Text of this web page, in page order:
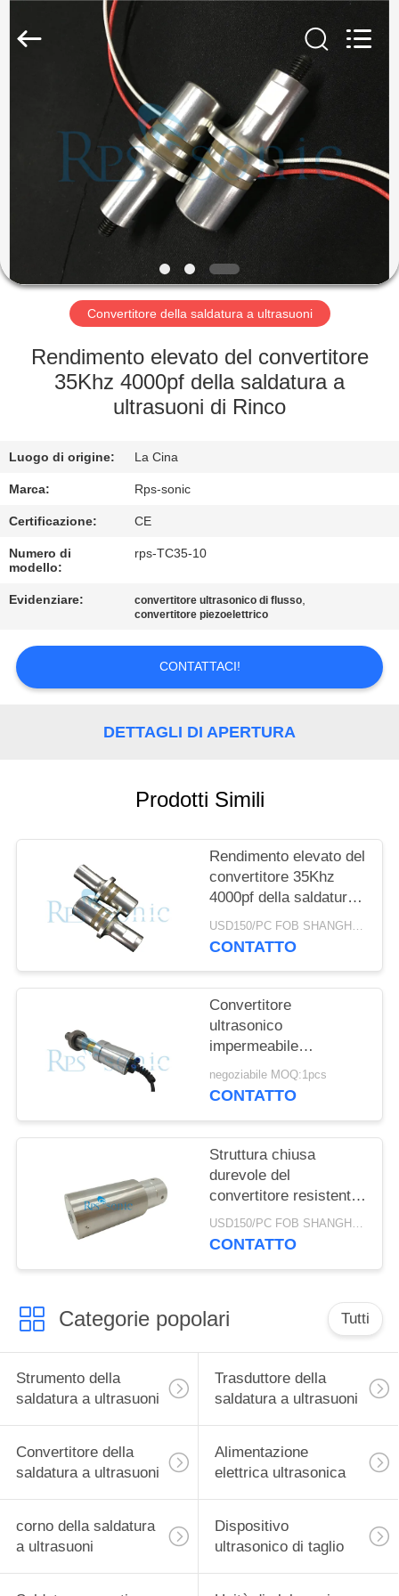
PRODOTTI
GIRO
DELLA
FABBRICA
CONTROLLO
QUALITÀ
CONTATTICI
NOTIZIE
MAPPA
SULLA
PRIVACY
Equipment
Co.,
Convertitore della saldatura a ultrasuoni
Rendimento elevato del convertitore
35Khz 4000pf della saldatura a
ultrasuoni di Rinco
Luogo di origine: La Cina
Marca: Rps-sonic
Certificazione: CE
Numero di
modello:
rps-TC35-10
Evidenziare: convertitore ultrasonico di flusso,
convertitore piezoelettrico
CONTATTACI!
DETTAGLI DI APERTURA
Prodotti Simili
Rendimento elevato del
convertitore 35Khz
4000pf della saldatura
a ultrasuoni di Rinco
USD150/PC FOB SHANGHAI MOQ:1pcs
CONTATTO
Convertitore
ultrasonico
impermeabile
dell'alloggio d'acciaio
ad alto rendimento
negoziabile MOQ:1pcs
CONTATTO
Struttura chiusa
durevole del
convertitore resistente
della saldatura a
ultrasuoni
USD150/PC FOB SHANGHAI MOQ:1pcs
CONTATTO
Categorie popolari Tutti
Strumento della
saldatura a ultrasuoni
Trasduttore della
saldatura a ultrasuoni
Convertitore della
saldatura a ultrasuoni
Alimentazione
elettrica ultrasonica
corno della saldatura
a ultrasuoni
Dispositivo
ultrasonico di taglio